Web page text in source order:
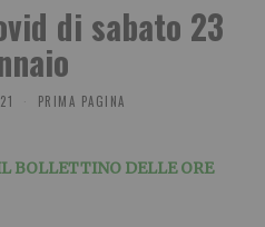
di sabato 23
PRIMA PAGINA
BOLLETTINO DELLE ORE